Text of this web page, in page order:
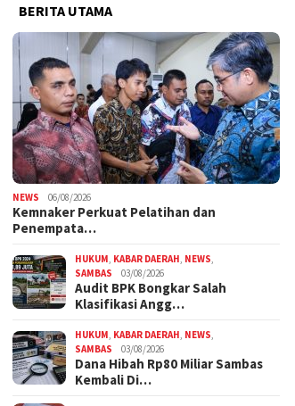
BERITA UTAMA
NEWS 06/08/2026
Kemnaker Perkuat Pelatihan dan
Penempata…
HUKUM KABAR DAERAH NEWS
SAMBAS
03/08/2026
Audit BPK Bongkar Salah
Klasifikasi Angg…
HUKUM KABAR DAERAH NEWS
SAMBAS
03/08/2026
Dana Hibah Rp80 Miliar Sambas
Kembali Di…